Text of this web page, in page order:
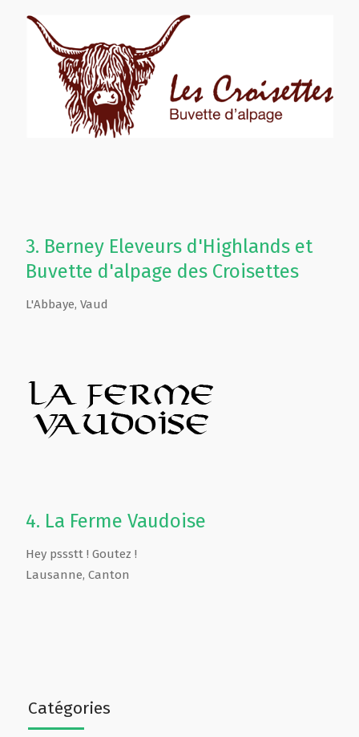
Catégories
3. Berney Eleveurs d'Highlands et
Buvette d'alpage des Croisettes
L'Abbaye, Vaud
4. La Ferme Vaudoise
Hey pssstt ! Goutez !
Lausanne, Canton